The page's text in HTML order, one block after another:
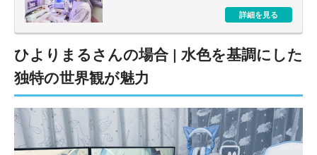
詳細を見る
ひよりまるさんの場合 | 水色を基調にした
独特の世界観が魅力